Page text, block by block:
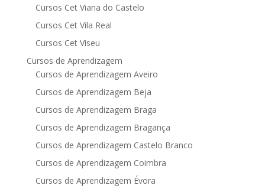
Cursos Cet Viana do Castelo
Cursos Cet Vila Real
Cursos Cet Viseu
Cursos de Aprendizagem
Cursos de Aprendizagem Aveiro
Cursos de Aprendizagem Beja
Cursos de Aprendizagem Braga
Cursos de Aprendizagem Bragança
Cursos de Aprendizagem Castelo Branco
Cursos de Aprendizagem Coimbra
Cursos de Aprendizagem Évora